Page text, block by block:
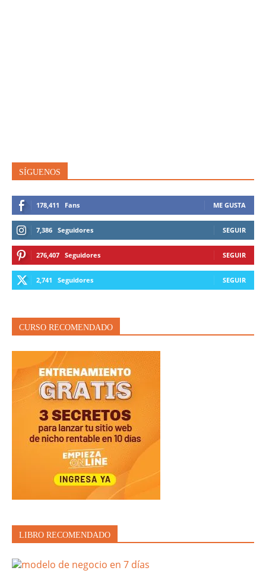
SÍGUENOS
178,411 Fans ME GUSTA
7,386 Seguidores SEGUIR
276,407 Seguidores SEGUIR
2,741 Seguidores SEGUIR
CURSO RECOMENDADO
LIBRO RECOMENDADO